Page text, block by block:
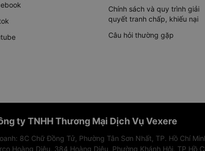
Chính sách và quy trình giải
quyết tranh chấp, khiếu nại
Câu hỏi thường gặp
ty TNHH Thương Mại Dịch Vụ Vexere
8C Chữ Đồng Tử, Phường Tân Sơn Nhất, TP. Hồ Chí
Hoàng Diệu, 384 Hoàng Diệu, Phường Khánh Hội, TP Hồ